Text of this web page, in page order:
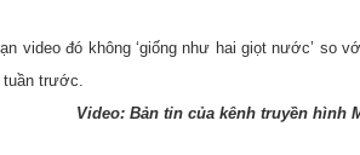
video đó không ‘giống như hai giọt nước’ so
tuần trước.
Video: Bản tin của kênh truyền hình